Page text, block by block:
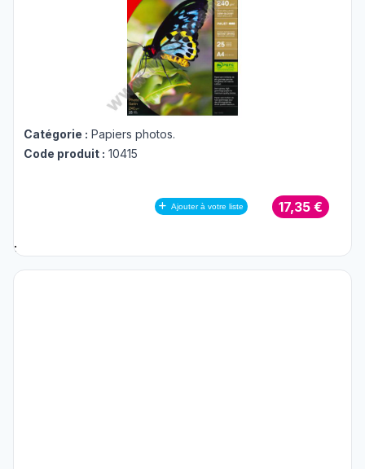
Catégorie : Papiers photos.
Code produit : 10415
Ajouter à votre liste 17,35 €
;